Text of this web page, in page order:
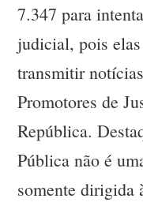
7.347 para
judicial, pois
transmitir
Promotores de
República.
Pública não é
somente dirigida